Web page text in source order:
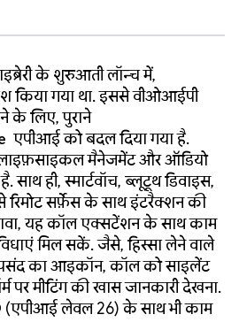
के शुरुआती लॉन्च में,
किया गया था. इससे वीओआईपी
के लिए, पुराने
एपीआई को बदल दिया गया है.
मैनेजमेंट और ऑडियो
साथ ही, स्मार्टवॉच, ब्लूटूथ डिवाइस,
सर्फ़ेस के साथ इंटरैक्शन की
यह कॉल एक्सटेंशन के साथ काम
मिल सकें. जैसे, हिस्सा लेने वाले
का आइकॉन, कॉल को साइलेंट
पर मीटिंग की खास जानकारी देखना.
(एपीआई लेवल 26) के साथ भी काम